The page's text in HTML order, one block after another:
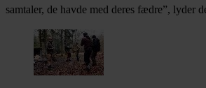
samtaler, de havde med deres fædre”, lyder